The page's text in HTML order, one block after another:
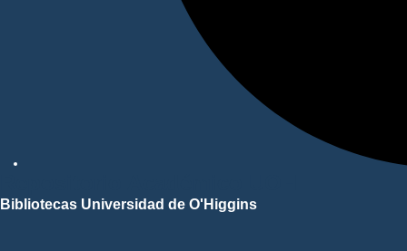
Bibliotecas Universidad de O'Higgins